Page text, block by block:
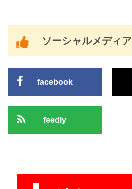
ソーシャルメディア
facebook
feedly